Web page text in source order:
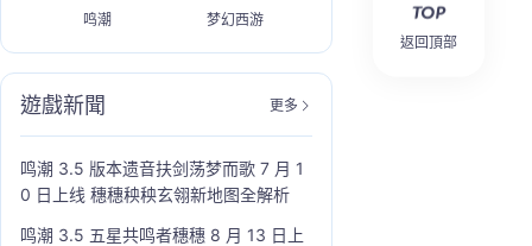
鸣潮 梦幻西游
遊戲新聞 更多
鸣潮 3.5 版本遗音扶剑荡梦而歌 7 月 1
0 日上线 穗穗秧秧玄翎新地图全解析
鸣潮 3.5 五星共鸣者穗穗 8 月 13 日上
返回頂部